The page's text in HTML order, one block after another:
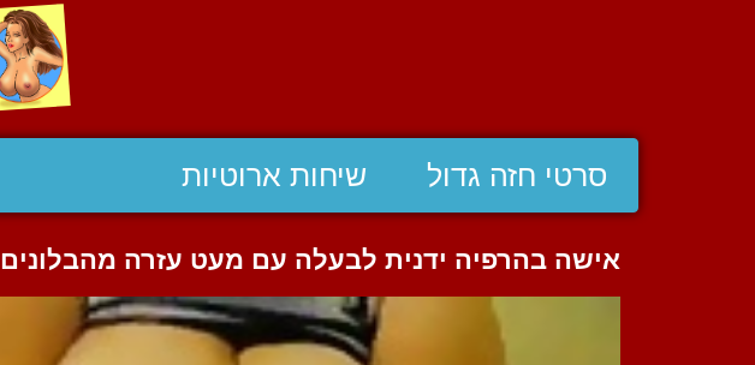
סרטי חזה גדול שיחות ארוטיות
אישה בהרפיה ידנית לבעלה עם מעט עזרה מהבלונים